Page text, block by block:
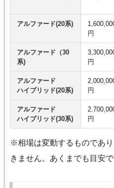
アルファード(20系)
円
アルファード（30
系)
円
アルファード
ハイブリッド(20系)
円
アルファード
ハイブリッド(30系)
円
※相場は変動するものであ
きません。あくまでも目安で